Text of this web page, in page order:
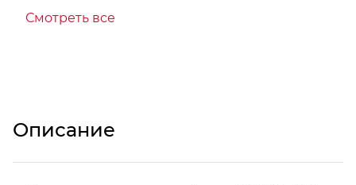
Смотреть все
Описание